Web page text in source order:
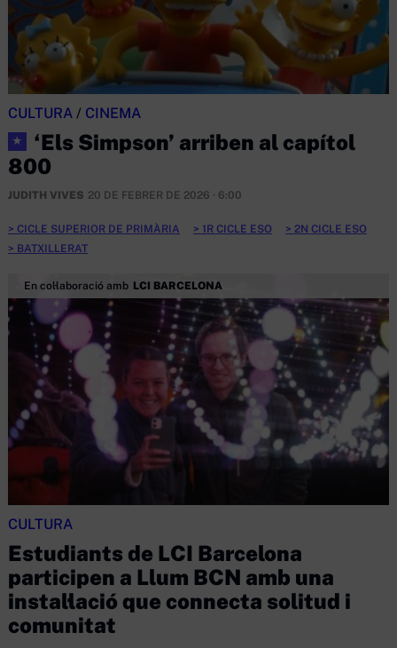
CULTURA / CINEMA
★
‘Els Simpson’ arriben al capítol
800
JUDITH VIVES 20 DE FEBRER DE 2026 · 6:00
CICLE SUPERIOR DE PRIMÀRIA 1R CICLE ESO
2N CICLE ESO
BATXILLERAT
En col·laboració amb LCI BARCELONA
CULTURA
Estudiants de LCI Barcelona
participen a Llum BCN amb una
instal·lació que connecta solitud i
comunitat